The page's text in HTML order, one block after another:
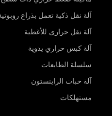
آلة نقل ذكية تعمل بذراع
آلة نقل حراري للأغطية
آلة كبس حراري يدوية
سلسلة الطابعات
آلة حبات الراينستون
مستهلكات